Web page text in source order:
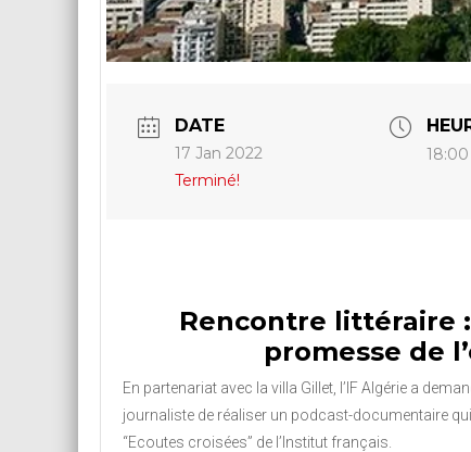
DATE
17 Jan 2022
Terminé!
Rencontre littéraire
promesse de
En partenariat avec la villa Gillet, l’IF Algérie a
journaliste de réaliser un podcast-documentaire
“Ecoutes croisées” de l’Institut français.